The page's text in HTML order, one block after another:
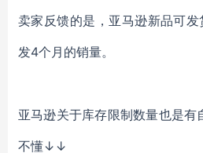
卖家反馈的是，亚马逊新品可
发4个月的销量。
亚马逊关于库存限制数量也是有
不懂↓↓